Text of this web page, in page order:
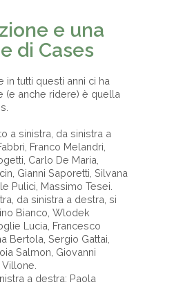
e una
di Cases
in tutti questi anni ci ha
(e anche ridere) è quella
a sinistra, da sinistra a
Franco Melandri,
Carlo De Maria,
Gianni Saporetti, Silvana
Pulici, Massimo Tesei.
da sinistra a destra, si
Bianco, Wlodek
Lucia, Francesco
Bertola, Sergio Gattai,
Salmon, Giovanni
a destra: Paola